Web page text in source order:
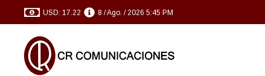
USD: 17.22 8 / Ago. / 2026 5:45 PM